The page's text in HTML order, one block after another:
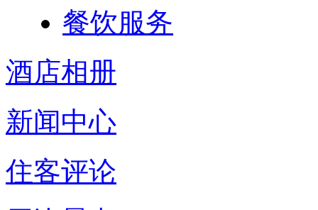
餐饮服务
酒店相册
新闻中心
住客评论